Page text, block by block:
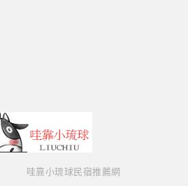
哇靠小琉球民宿推薦網